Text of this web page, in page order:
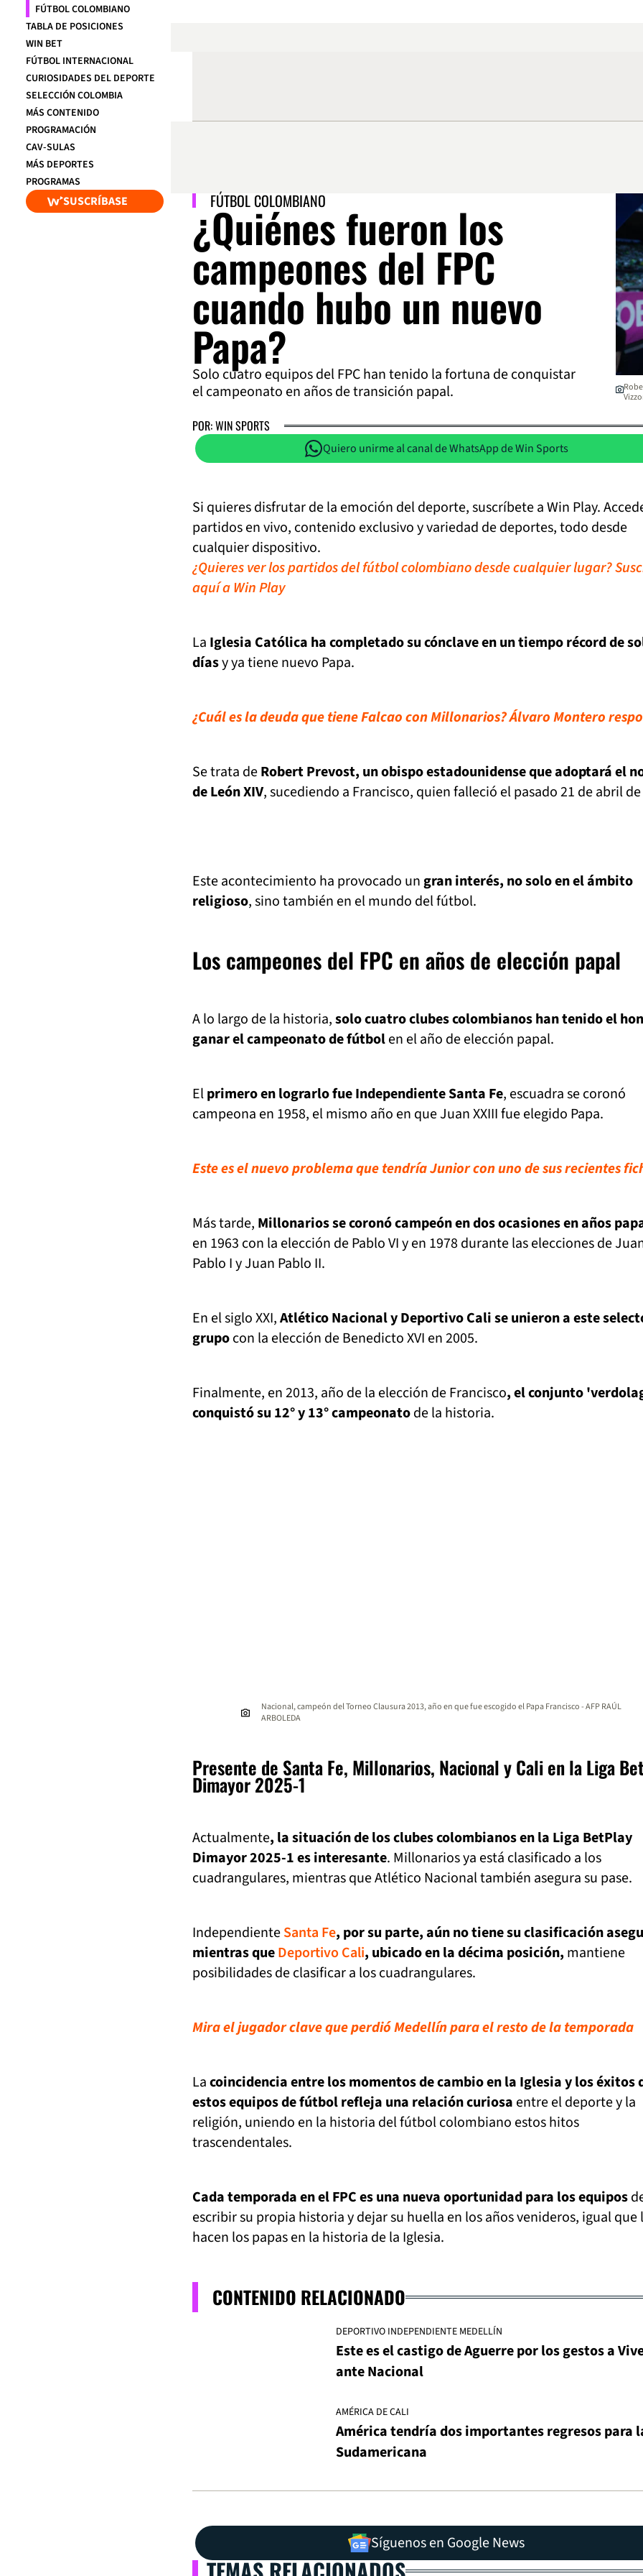
FÚTBOL COLOMBIANO
TABLA DE POSICIONES
WIN BET
FÚTBOL INTERNACIONAL
CURIOSIDADES DEL DEPORTE
SELECCIÓN COLOMBIA
MÁS CONTENIDO
PROGRAMACIÓN
CAV-SULAS
MÁS DEPORTES
PROGRAMAS
SUSCRÍBASE FÚTBOL COLOMBIANO
¿Quiénes fueron los
campeones del FPC
cuando hubo un nuevo
Papa?
Solo cuatro equipos del FPC han tenido la fortuna de conquistar
el campeonato en años de transición papal.
POR: WIN SPORTS
Quiero unirme al canal de WhatsApp de Win Sports
Si quieres disfrutar de la emoción del deporte, suscríbete a Win Play.
partidos en vivo, contenido exclusivo y variedad de deportes, todo desde
cualquier dispositivo.
¿Quieres ver los partidos del fútbol colombiano desde cualquier lugar?
aquí a Win Play
La Iglesia Católica ha completado su cónclave en un tiempo récord de
díasy ya tiene nuevo Papa.
¿Cuál es la deuda que tiene Falcao con Millonarios? Álvaro Montero
Se trata deRobert Prevost, un obispo estadounidense que adoptará el
de León XIV, sucediendo a Francisco, quien falleció el pasado 21 de abril de
Este acontecimiento ha provocado ungran interés, no solo en el ámbito
religioso, sino también en el mundo del fútbol.
Los campeones del FPC en años de elección papal
A lo largo de la historia,solo cuatro clubes colombianos han tenido el
ganar el campeonato de fútbolen el año de elección papal.
Elprimero en lograrlo fue Independiente Santa Fe, escuadra se coronó
campeona en 1958, el mismo año en que Juan XXIII fue elegido Papa.
Este es el nuevo problema que tendría Junior con uno de sus recientes
Más tarde, Millonarios se coronó campeón en dos ocasiones en años
en 1963 con la elección de Pablo VI y en 1978 durante las elecciones de
Pablo I y Juan Pablo II.
En el siglo XXI,Atlético Nacional y Deportivo Cali se unieron a este
grupocon la elección de Benedicto XVI en 2005.
Finalmente, en 2013, año de la elección de Francisco, el conjunto
conquistó su 12° y 13° campeonatode la historia.
Nacional, campeón del Torneo Clausura 2013, año en que fue escogido el Papa Francisco - AFP RAÚL
ARBOLEDA
Presente de Santa Fe, Millonarios, Nacional y Cali en la Liga
Dimayor 2025-1
Actualmente, la situación de los clubes colombianos en la Liga BetPlay
Dimayor 2025-1 es interesante. Millonarios ya está clasificado a los
cuadrangulares, mientras que Atlético Nacional también asegura su pase.
IndependienteSanta Fe, por su parte, aún no tiene su clasificación
mientras queDeportivo Cali, ubicado en la décima posición, mantiene
posibilidades de clasificar a los cuadrangulares.
Mira el jugador clave que perdió Medellín para el resto de la temporada
Lacoincidencia entre los momentos de cambio en la Iglesia y los éxitos
estos equipos de fútbol refleja una relación curiosa entre el deporte y la
religión, uniendo en la historia del fútbol colombiano estos hitos
trascendentales.
Cada temporada en el FPC es una nueva oportunidad para los equipos
escribir su propia historia y dejar su huella en los años venideros, igual que
hacen los papas en la historia de la Iglesia.
CONTENIDO RELACIONADO
DEPORTIVO INDEPENDIENTE MEDELLÍN
Este es el castigo de Aguerre por los gestos a
ante Nacional
AMÉRICA DE CALI
América tendría dos importantes regresos para
Sudamericana
Síguenos en Google News